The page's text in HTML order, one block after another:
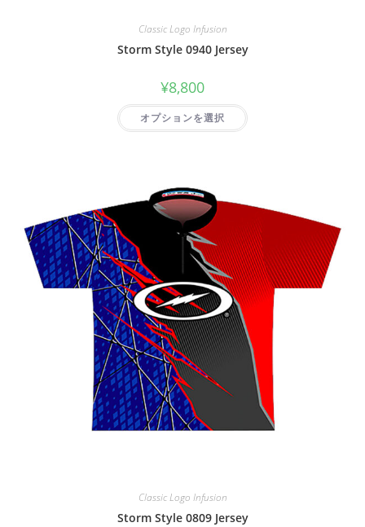
Classic Logo Infusion
Storm Style 0940 Jersey
¥8,800
オプションを選択
Classic Logo Infusion
Storm Style 0809 Jersey